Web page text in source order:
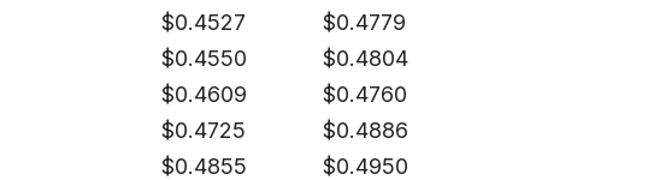
$0.4527 $0.4779
$0.4550 $0.4804
$0.4609 $0.4760
$0.4725 $0.4886
$0.4855 $0.4950